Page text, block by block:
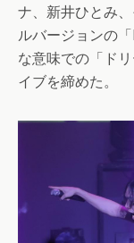
ナ、新井ひとみ
ルバージョンの
な意味での「ド
イブを締めた。